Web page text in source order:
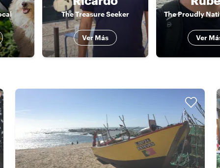
The Treasure Seeker
Ver Más Ver